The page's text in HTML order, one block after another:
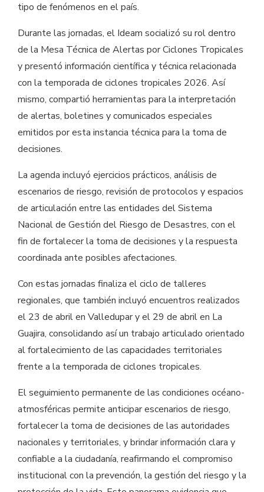
tipo de fenómenos en el país.
Durante las jornadas, el Ideam socializó su rol dentro
de la Mesa Técnica de Alertas por Ciclones Tropicales
y presentó información científica y técnica relacionada
con la temporada de ciclones tropicales 2026. Así
mismo, compartió herramientas para la interpretación
de alertas, boletines y comunicados especiales
emitidos por esta instancia técnica para la toma de
decisiones.
La agenda incluyó ejercicios prácticos, análisis de
escenarios de riesgo, revisión de protocolos y espacios
de articulación entre las entidades del Sistema
Nacional de Gestión del Riesgo de Desastres, con el
fin de fortalecer la toma de decisiones y la respuesta
coordinada ante posibles afectaciones.
Con estas jornadas finaliza el ciclo de talleres
regionales, que también incluyó encuentros realizados
el 23 de abril en Valledupar y el 29 de abril en La
Guajira, consolidando así un trabajo articulado orientado
al fortalecimiento de las capacidades territoriales
frente a la temporada de ciclones tropicales.
El seguimiento permanente de las condiciones océano-
atmosféricas permite anticipar escenarios de riesgo,
fortalecer la toma de decisiones de las autoridades
nacionales y territoriales, y brindar información clara y
confiable a la ciudadanía, reafirmando el compromiso
institucional con la prevención, la gestión del riesgo y la